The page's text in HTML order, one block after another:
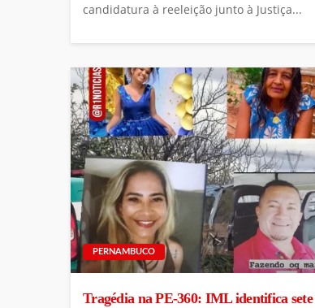
candidatura à reeleição junto à Justiça...
PERNAMBUCO
Tragédia na PE-360: IML identifica